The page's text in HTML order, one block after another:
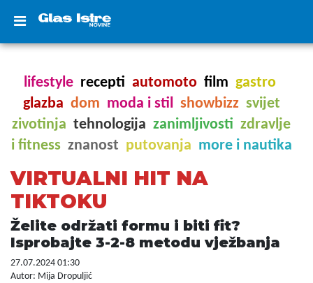
lifestyle recepti automoto film gastro
glazba dom moda i stil showbizz svijet
zivotinja tehnologija zanimljivosti zdravlje
i fitness znanost putovanja more i nautika
VIRTUALNI HIT NA
TIKTOKU
Želite održati formu i biti fit?
Isprobajte 3-2-8 metodu vježbanja
27.07.2024 01:30
Autor: Mija Dropuljić